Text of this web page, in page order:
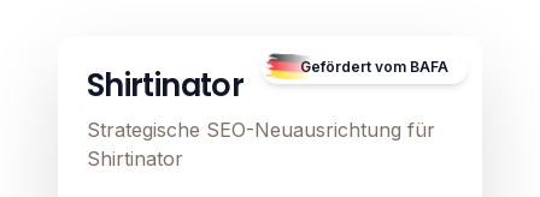
Gefördert vom BAFA
Shirtinator
Strategische SEO-Neuausrichtung für
Shirtinator